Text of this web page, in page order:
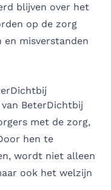
blijven over het
op de zorg
en misverstanden
BeterDichtbij
met de zorg,
hen te
wordt niet alleen
ook het welzijn